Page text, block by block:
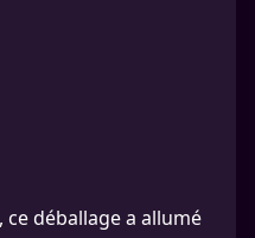
ce déballage a allumé